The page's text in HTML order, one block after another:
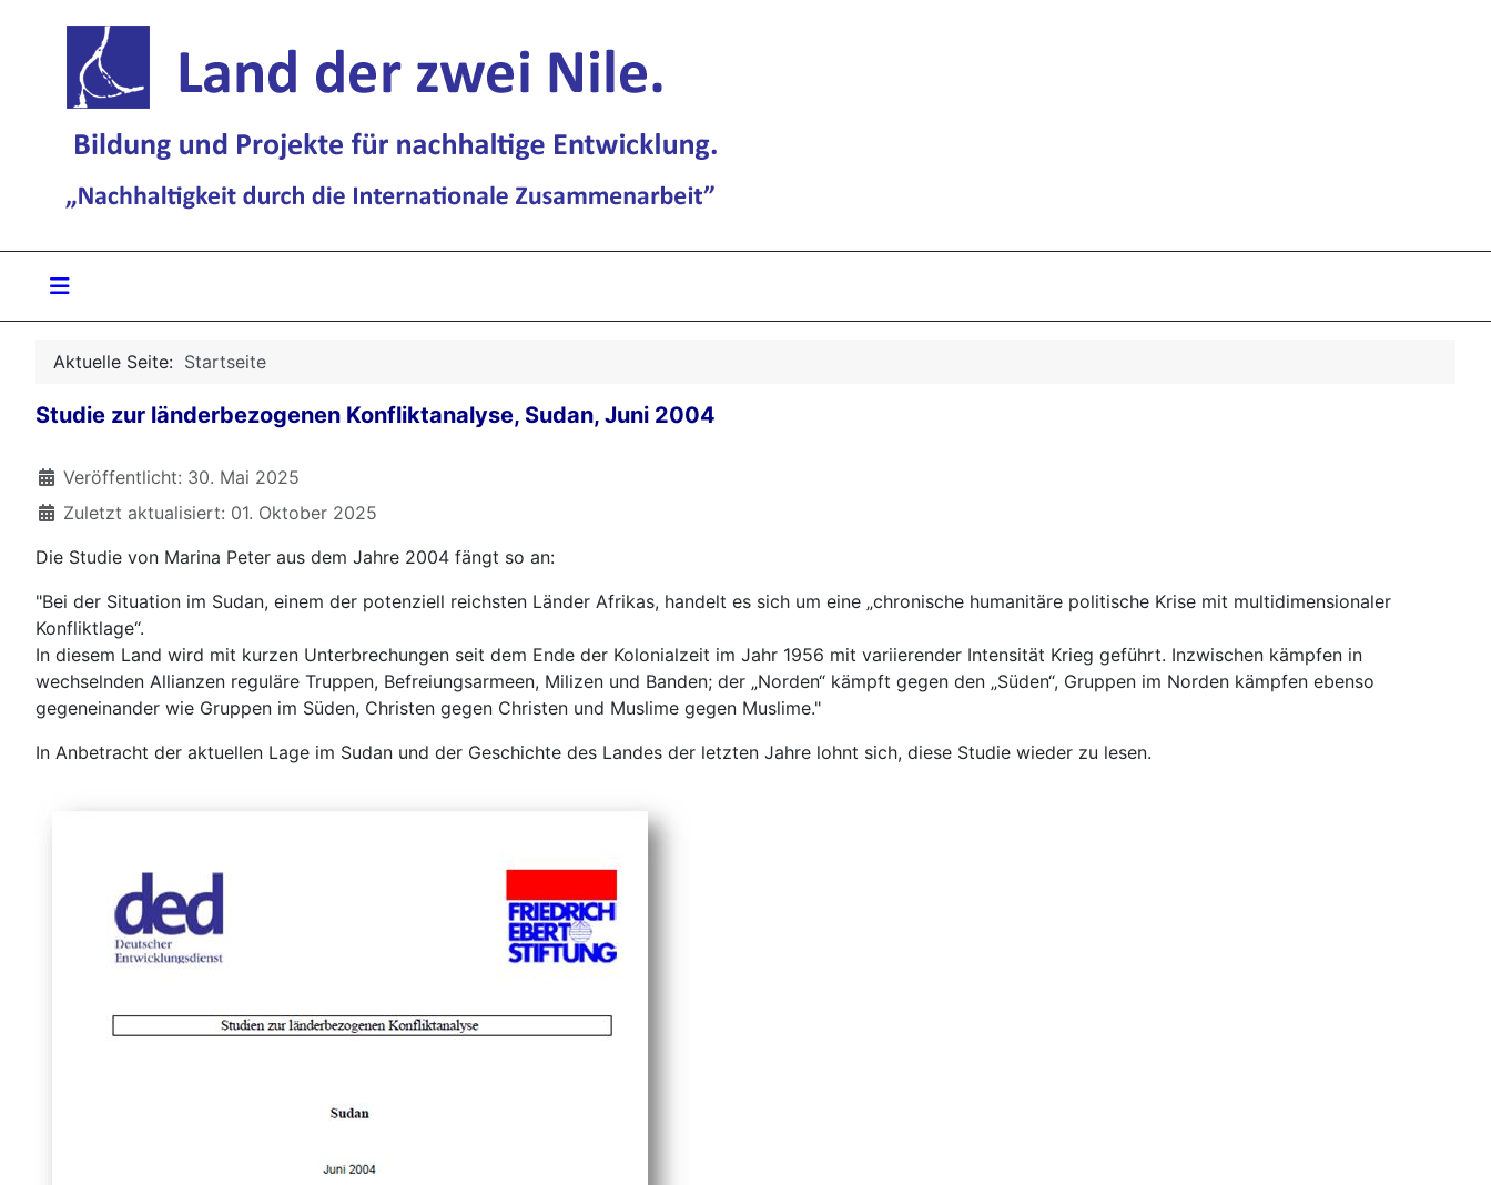
Aktuelle Seite: Startseite
Studie zur länderbezogenen Konfliktanalyse, Sudan, Juni 2004
Veröffentlicht: 30. Mai 2025
Zuletzt aktualisiert: 01. Oktober 2025
Die Studie von Marina Peter aus dem Jahre 2004 fängt so an:
"Bei der Situation im Sudan, einem der potenziell reichsten Länder Afrikas, handelt es sich um eine „chronische humanitäre politische Krise mit multidimensionaler
Konfliktlage“.
In diesem Land wird mit kurzen Unterbrechungen seit dem Ende der Kolonialzeit im Jahr 1956 mit variierender Intensität Krieg geführt. Inzwischen kämpfen in
wechselnden Allianzen reguläre Truppen, Befreiungsarmeen, Milizen und Banden; der „Norden“ kämpft gegen den „Süden“, Gruppen im Norden kämpfen ebenso
gegeneinander wie Gruppen im Süden, Christen gegen Christen und Muslime gegen Muslime."
In Anbetracht der aktuellen Lage im Sudan und der Geschichte des Landes der letzten Jahre lohnt sich, diese Studie wieder zu lesen.